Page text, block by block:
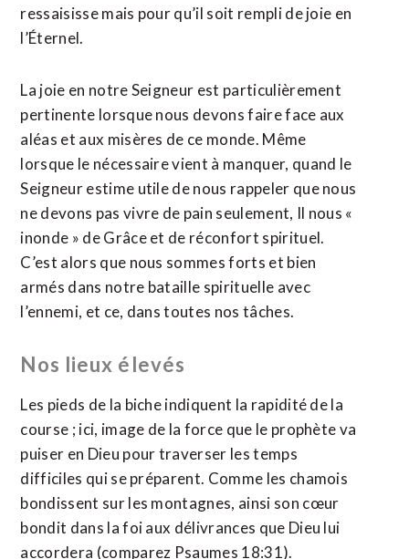
ressaisisse mais pour qu’il soit rempli de joie en
l’Éternel.
La joie en notre Seigneur est particulièrement
pertinente lorsque nous devons faire face aux
aléas et aux misères de ce monde. Même
lorsque le nécessaire vient à manquer, quand le
Seigneur estime utile de nous rappeler que nous
ne devons pas vivre de pain seulement, Il nous «
inonde » de Grâce et de réconfort spirituel.
C’est alors que nous sommes forts et bien
armés dans notre bataille spirituelle avec
l’ennemi, et ce, dans toutes nos tâches.
Nos lieux élevés
Les pieds de la biche indiquent la rapidité de la
course ; ici, image de la force que le prophète va
puiser en Dieu pour traverser les temps
difficiles qui se préparent. Comme les chamois
bondissent sur les montagnes, ainsi son cœur
bondit dans la foi aux délivrances que Dieu lui
accordera (comparez Psaumes 18:31).